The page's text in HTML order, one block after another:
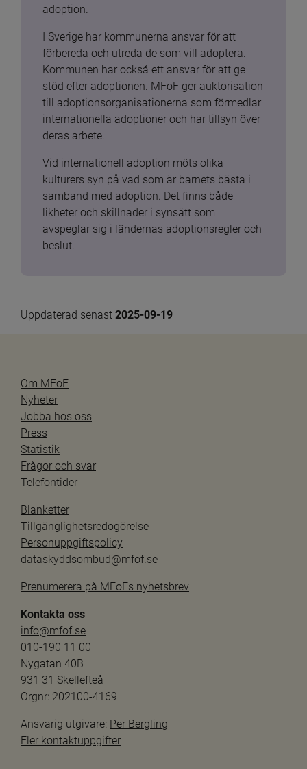
adoption.
I Sverige har kommunerna ansvar för att
förbereda och utreda de som vill adoptera.
Kommunen har också ett ansvar för att ge
stöd efter adoptionen. MFoF ger auktorisation
till adoptionsorganisationerna som förmedlar
internationella adoptioner och har tillsyn över
deras arbete.
Vid internationell adoption möts olika
kulturers syn på vad som är barnets bästa i
samband med adoption. Det finns både
likheter och skillnader i synsätt som
avspeglar sig i ländernas adoptionsregler och
beslut.
Uppdaterad senast 2025-09-19
Om MFoF
Nyheter
Jobba hos oss
Press
Statistik
Frågor och svar
Telefontider
Blanketter
Tillgänglighetsredogörelse
Personuppgiftspolicy
dataskyddsombud@mfof.se
Prenumerera på MFoFs nyhetsbrev
Kontakta oss
info@mfof.se
010-190 11 00
Nygatan 40B
931 31 Skellefteå
Orgnr: 202100-4169
Ansvarig utgivare: Per Bergling
Fler kontaktuppgifter